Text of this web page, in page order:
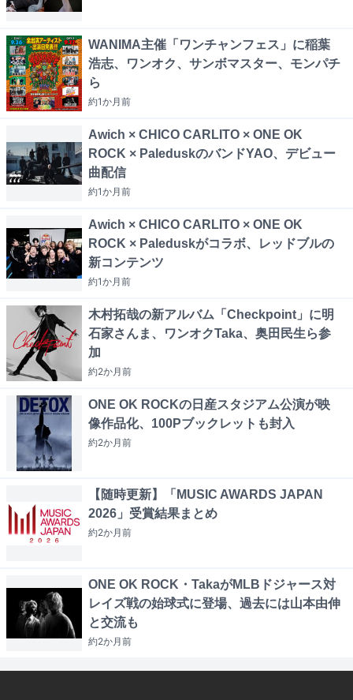
WANIMA主催「ワンチャンフェス」に稲葉
浩志、ワンオク、サンボマスター、モンパチ
ら
約1か月前
Awich × CHICO CARLITO × ONE OK
ROCK × PaleduskのバンドYAO、デビュー
曲配信
約1か月前
Awich × CHICO CARLITO × ONE OK
ROCK × Paleduskがコラボ、レッドブルの
新コンテンツ
約1か月前
木村拓哉の新アルバム「Checkpoint」に明
石家さんま、ワンオクTaka、奥田民生ら参
加
約2か月前
ONE OK ROCKの日産スタジアム公演が映
像作品化、100Pブックレットも封入
約2か月前
【随時更新】「MUSIC AWARDS JAPAN
2026」受賞結果まとめ
約2か月前
ONE OK ROCK・TakaがMLBドジャース対
レイズ戦の始球式に登場、過去には山本由伸
と交流も
約2か月前